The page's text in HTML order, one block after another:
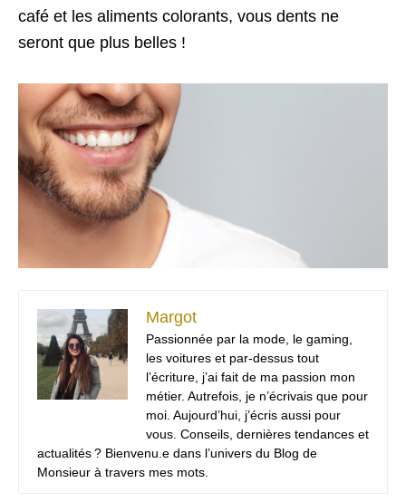
café et les aliments colorants, vous dents ne
seront que plus belles !
Margot
Passionnée par la mode, le gaming,
les voitures et par-dessus tout
l’écriture, j’ai fait de ma passion mon
métier. Autrefois, je n’écrivais que pour
moi. Aujourd’hui, j’écris aussi pour
vous. Conseils, dernières tendances et
actualités ? Bienvenu.e dans l’univers du Blog de
Monsieur à travers mes mots.